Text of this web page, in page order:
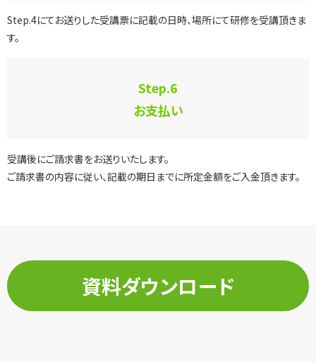
Step.4にてお送りした受講票に記載の日時、場所にて研修を受講頂きま
す。
Step.6
お支払い
受講後にご請求書をお送りいたします。
ご請求書の内容に従い、記載の期日までに所定金額をご入金頂きます。
資料ダウンロード